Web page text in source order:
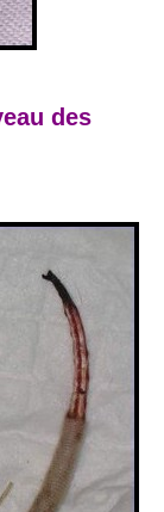
des